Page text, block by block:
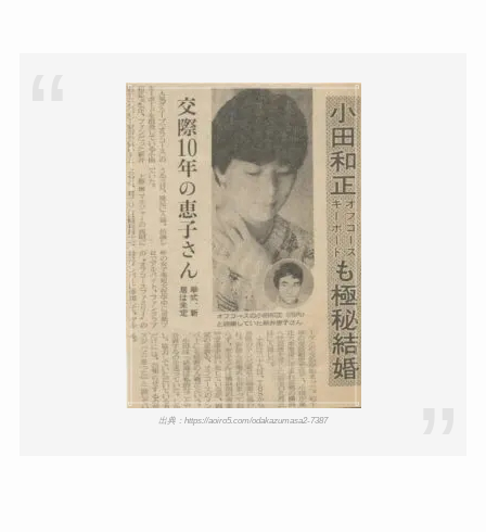
出典：https://aoiro5.com/odakazumasa2-7387